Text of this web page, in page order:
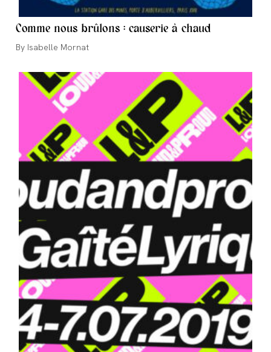
Comme nous brûlons : causerie à chaud
Auteur/autrice
la
publication :
Isabelle Mornat